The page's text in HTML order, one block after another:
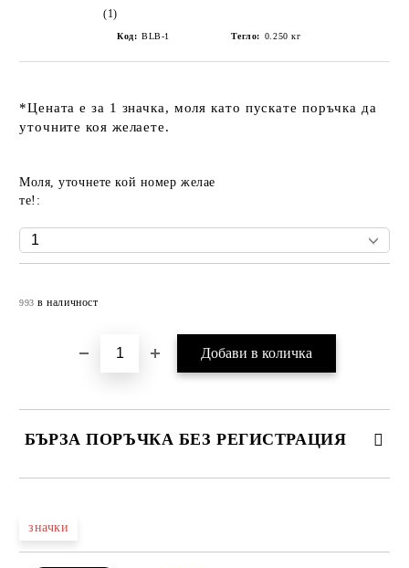
(1)
Код: BLB-1 Тегло: 0.250 кг
*Цената е за 1 значка, моля като пускате поръчка да
уточните коя желаете.
Моля, уточнете кой номер желае
те!:
993 в наличност
БЪРЗА ПОРЪЧКА БЕЗ РЕГИСТРАЦИЯ
значки